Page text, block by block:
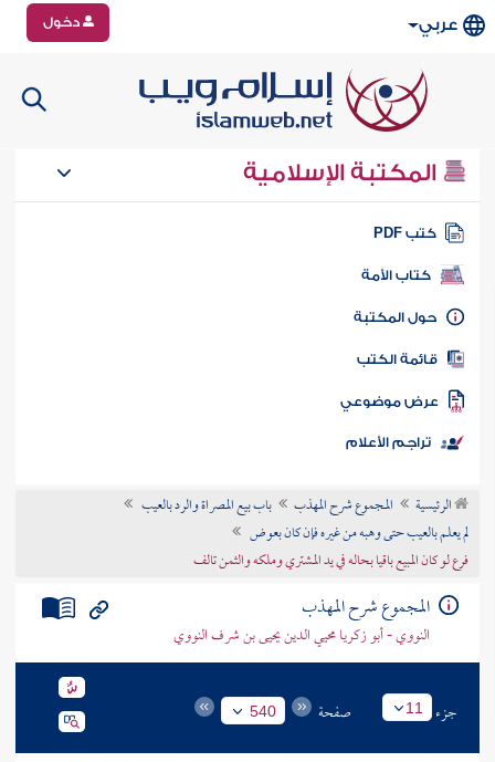
عربي دخول
المكتبة الإسلامية
كتب PDF
كتاب الأمة
المكتبة
الكتب
موضوعي
تراجم الأعلام
الرئيسية المجموع شرح المهذب
باب بيع المصراة والرد بالعيب
لم يعلم بالعيب حتى وهبه من غيره فإن كان بعوض
فرع لو كان المبيع باقيا بحاله في يد المشتري وملكه والثمن تالف
المجموع شرح المهذب
النووي - أبو زكريا محيي الدين يحيى بن شرف النووي
جزء 11 صفحة 540